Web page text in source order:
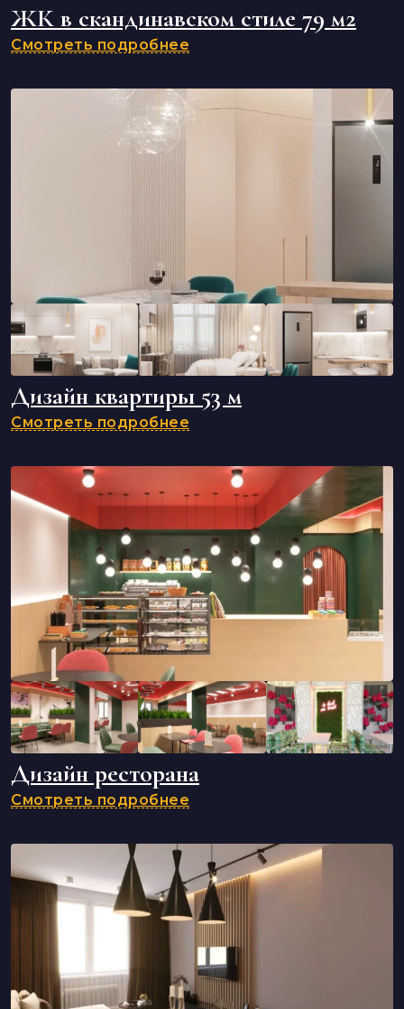
ЖК в скандинавском стиле 79 м2
Смотреть подробнее
Дизайн квартиры 53 м
Смотреть подробнее
Дизайн ресторана
Смотреть подробнее